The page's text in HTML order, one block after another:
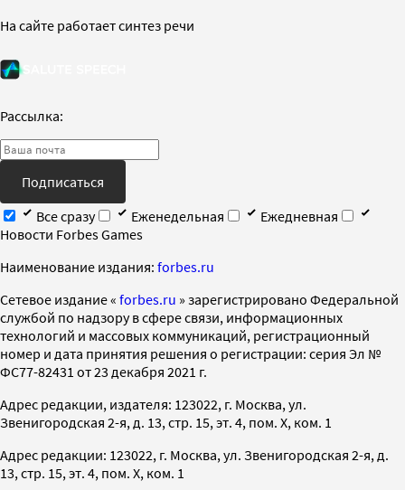
На сайте работает синтез речи
Рассылка:
Подписаться
Все сразу
Еженедельная
Ежедневная
Новости Forbes Games
Наименование издания: forbes.ru
Cетевое издание « forbes.ru » зарегистрировано Федеральной
службой по надзору в сфере связи, информационных
технологий и массовых коммуникаций, регистрационный
номер и дата принятия решения о регистрации: серия Эл №
ФС77-82431 от 23 декабря 2021 г.
Адрес редакции, издателя: 123022, г. Москва, ул.
Звенигородская 2-я, д. 13, стр. 15, эт. 4, пом. X, ком. 1
Адрес редакции: 123022, г. Москва, ул. Звенигородская 2-я, д.
13, стр. 15, эт. 4, пом. X, ком. 1